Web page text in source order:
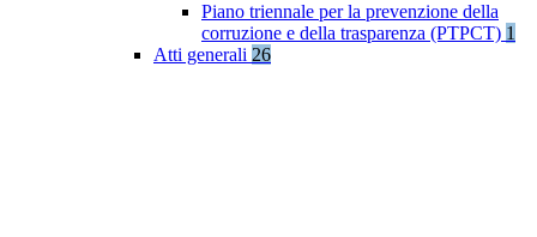
Piano triennale per la prevenzione della
corruzione e della trasparenza (PTPCT) 1
Atti generali 26